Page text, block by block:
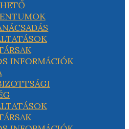
INFORMÁCIÓK